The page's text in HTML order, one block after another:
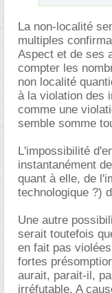
La non-localité
multiples
Aspect et de ses
compter les
non localité
à la violation des
comme une
semble somme
L'impossibilité
instantanément
quant à elle, de
technologique ?)
Une autre
serait toutefois
en fait pas
fortes
aurait, parait-il,
irréfutable. A